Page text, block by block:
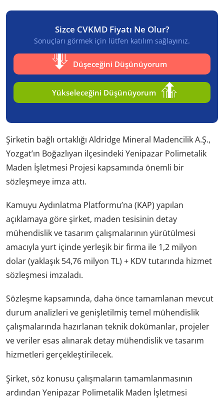
Sizce CVKMD Fiyatı Ne Olur?
Sonuçları görmek için lütfen katılım sağlayınız.
Düşeceğini Düşünüyorum
Yükseleceğini Düşünüyorum
Şirketin bağlı ortaklığı Aldridge Mineral Madencilik A.Ş.,
Yozgat’ın Boğazlıyan ilçesindeki Yenipazar Polimetalik
Maden İşletmesi Projesi kapsamında önemli bir
sözleşmeye imza attı.
Kamuyu Aydınlatma Platformu’na (KAP) yapılan
açıklamaya göre şirket, maden tesisinin detay
mühendislik ve tasarım çalışmalarının yürütülmesi
amacıyla yurt içinde yerleşik bir firma ile 1,2 milyon
dolar (yaklaşık 54,76 milyon TL) + KDV tutarında hizmet
sözleşmesi imzaladı.
Sözleşme kapsamında, daha önce tamamlanan mevcut
durum analizleri ve genişletilmiş temel mühendislik
çalışmalarında hazırlanan teknik dokümanlar, projeler
ve veriler esas alınarak detay mühendislik ve tasarım
hizmetleri gerçekleştirilecek.
Şirket, söz konusu çalışmaların tamamlanmasının
ardından Yenipazar Polimetalik Maden İşletmesi